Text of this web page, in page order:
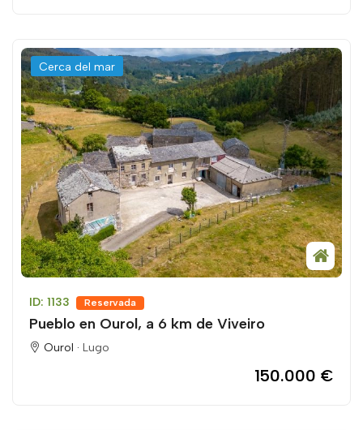
Cerca del mar
ID: 1133 Reservada
Pueblo en Ourol, a 6 km de Viveiro
Ourol · Lugo
150.000 €